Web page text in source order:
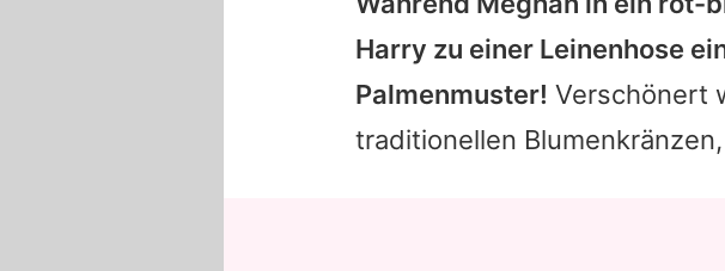
Harry zu einer Leinenhose
Palmenmuster! Verschönert
traditionellen